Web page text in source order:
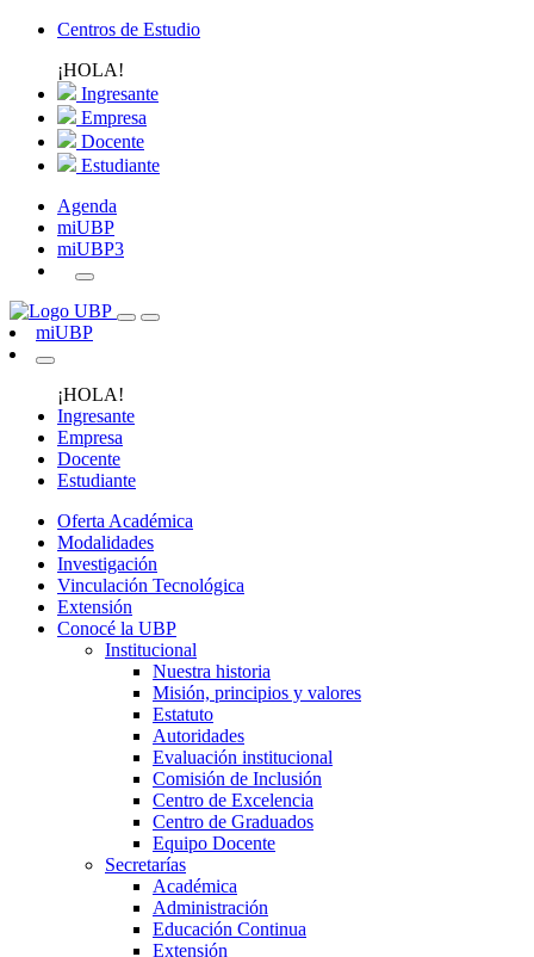
Centros de Estudio
¡HOLA!
Ingresante
Empresa
Docente
Estudiante
Agenda
miUBP
miUBP3
miUBP
¡HOLA!
Ingresante
Empresa
Docente
Estudiante
Oferta Académica
Modalidades
Investigación
Vinculación Tecnológica
Extensión
Conocé la UBP
Institucional
Nuestra historia
Misión, principios y valores
Estatuto
Autoridades
Evaluación institucional
Comisión de Inclusión
Centro de Excelencia
Centro de Graduados
Equipo Docente
Secretarías
Académica
Administración
Educación Continua
Extensión